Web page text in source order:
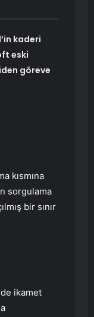
kaderi
eski
göreve
kısmına
sorgulama
bir sınır
ikamet